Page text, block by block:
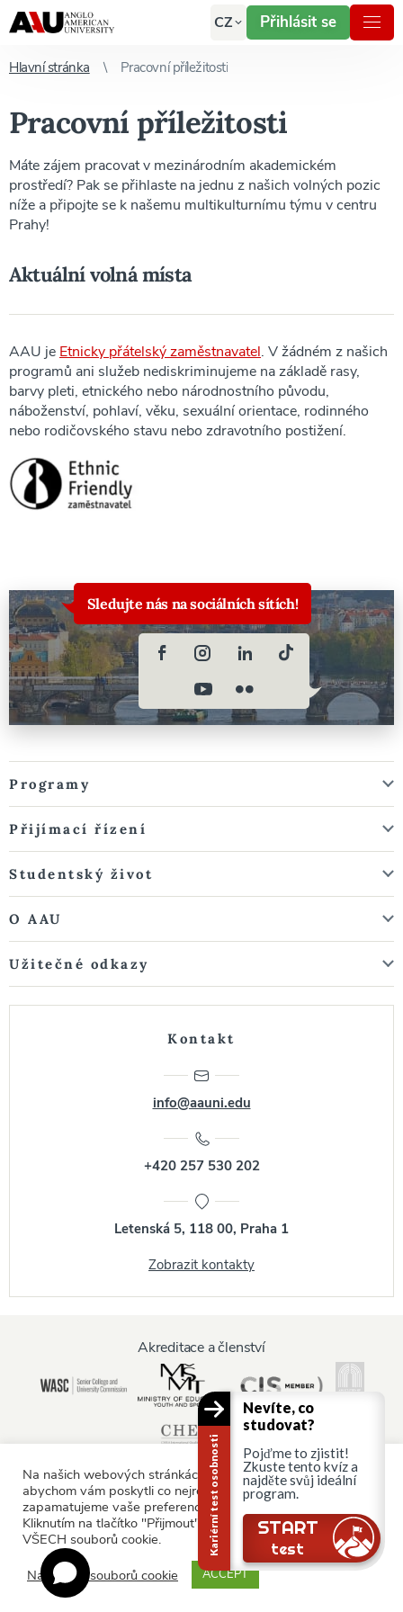
CZ Přihlásit se
Hlavní stránka Pracovní příležitosti
Pracovní příležitosti
Máte zájem pracovat v mezinárodním akademickém
prostředí? Pak se přihlaste na jednu z našich volných pozic
níže a připojte se k našemu multikulturnímu týmu v centru
Prahy!
Aktuální volná místa
AAU je Etnicky přátelský zaměstnavatel. V žádném z našich
programů ani služeb nediskriminujeme na základě rasy,
barvy pleti, etnického nebo národnostního původu,
náboženství, pohlaví, věku, sexuální orientace, rodinného
nebo rodičovského stavu nebo zdravotního postižení.
Sledujte nás na sociálních sítích!
Programy
Přijímací řízení
Studentský život
O AAU
Užitečné odkazy
Kontakt
info@aauni.edu
+420 257 530 202
Letenská 5, 118 00, Praha 1
Zobrazit kontakty
Akreditace a členství
Informace pro:
Rodiče a rodina
© AAU Prague 2015 - 2026 All rights reserved.
Na našich webových stránkách používáme soubory cookie,
abychom vám poskytli co nejrelevantnější služby tím, že si
zapamatujeme vaše preference a opakované návštěvy.
Kliknutím na tlačítko "Přijmout" souhlasíte s používáním
VŠECH souborů cookie.
Nastavení souborů cookie
ACCEPT
Kariérní test osobnosti
Nevíte, co
studovat?
Pojďme to zjistit!
Zkuste tento kvíz a
najděte svůj ideální
program.
START
test